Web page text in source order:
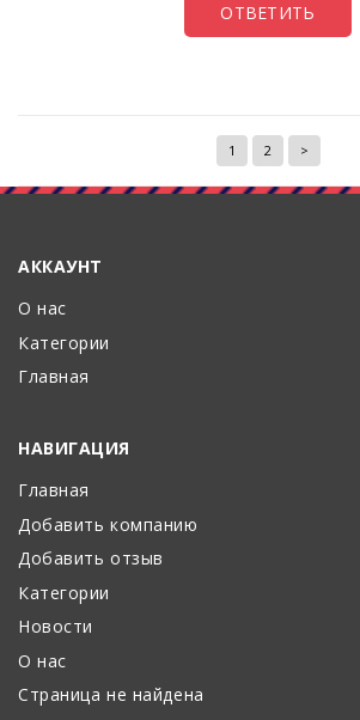
ОТВЕТИТЬ
1 2 >
АККАУНТ
О нас
Категории
Главная
НАВИГАЦИЯ
Главная
Добавить компанию
Добавить отзыв
Категории
Новости
О нас
Страница не найдена